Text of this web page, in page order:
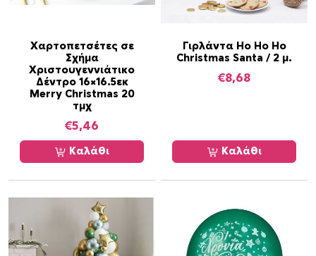
Χαρτοπετσέτες σε
Σχήμα
Χριστουγεννιάτικο
Δέντρο 16×16.5εκ
Merry Christmas 20
τμχ
€5,46
Καλάθι
Γιρλάντα Ho Ho Ho
Christmas Santa / 2 μ.
€8,68
Καλάθι